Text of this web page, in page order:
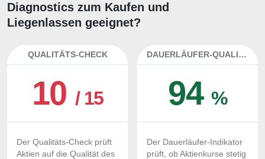
Diagnostics zum Kaufen und
Liegenlassen geeignet?
QUALITÄTS-CHECK
10 / 15
Der Qualitäts-Check prüft
Aktien auf die Qualität des
DAUERLÄUFER-QUALITÄTEN
94%
Der Dauerläufer-Indikator
prüft, ob Aktienkurse stetig